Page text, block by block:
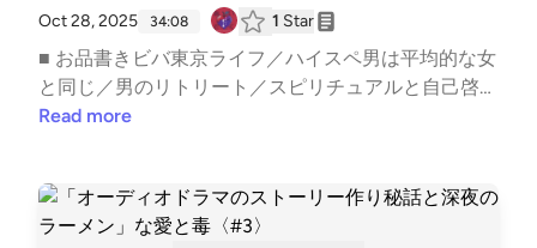
s://www.instagram.com/nara_deer18ゆきママTikTok:
https://www.tiktok.com/@nara_deer18 ▼ note番組公
式: https://note.com/snack_ai_to_doku/ゆきママ: http
s://note.com/nara_deer18/収録後の裏話やアフタート
ーク、ママの本音は番組公式noteにてひっそり公開
お待ちしております。
Oct 28, 2025 34:08 1 Star
■ お品書きビバ東京ライフ／ハイスペ男は平均的な女
と同じ／男のリトリート／スピリチュアルと自己啓発
の境界線／スピリチュアル毛嫌い男／エンタメは贅沢
愛、届く？〜━━━━━━━━━━━━━━━━━━
━━━ ■ オーディオドラマ企画 #Imagistreamオーデ
Read more